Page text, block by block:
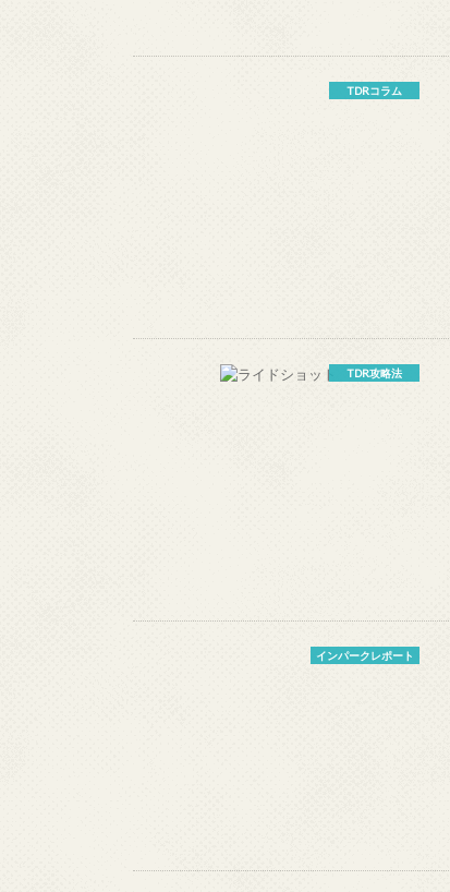
TDRコラム
TDR攻略法
インパークレポート